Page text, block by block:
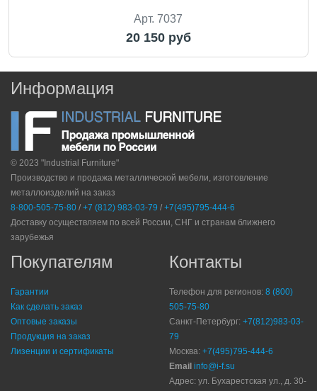
Арт. 7037
20 150 руб
Информация
© 2023 "Industrial Furniture"
Производство и продажа металлической мебели, изготовление
металлоизделий на заказ
8-800-505-75-80 / +7 (812) 983-03-79 / +7(495)795-444-6
Доставку осуществляем по всей России, СНГ и странам ближнего
зарубежья
Покупателям
Гарантии
Как сделать заказ
Оптовые заказы
Продукция на заказ
Лизенции и сертификаты
Контакты
Телефон для регионов: 8 (800)
505-75-80
Санкт-Петербург: +7(812)983-03-
79
Москва: +7(495)795-444-6
Email info@i-f.su
Адрес: ул. Бухарестская ул., д. 30-